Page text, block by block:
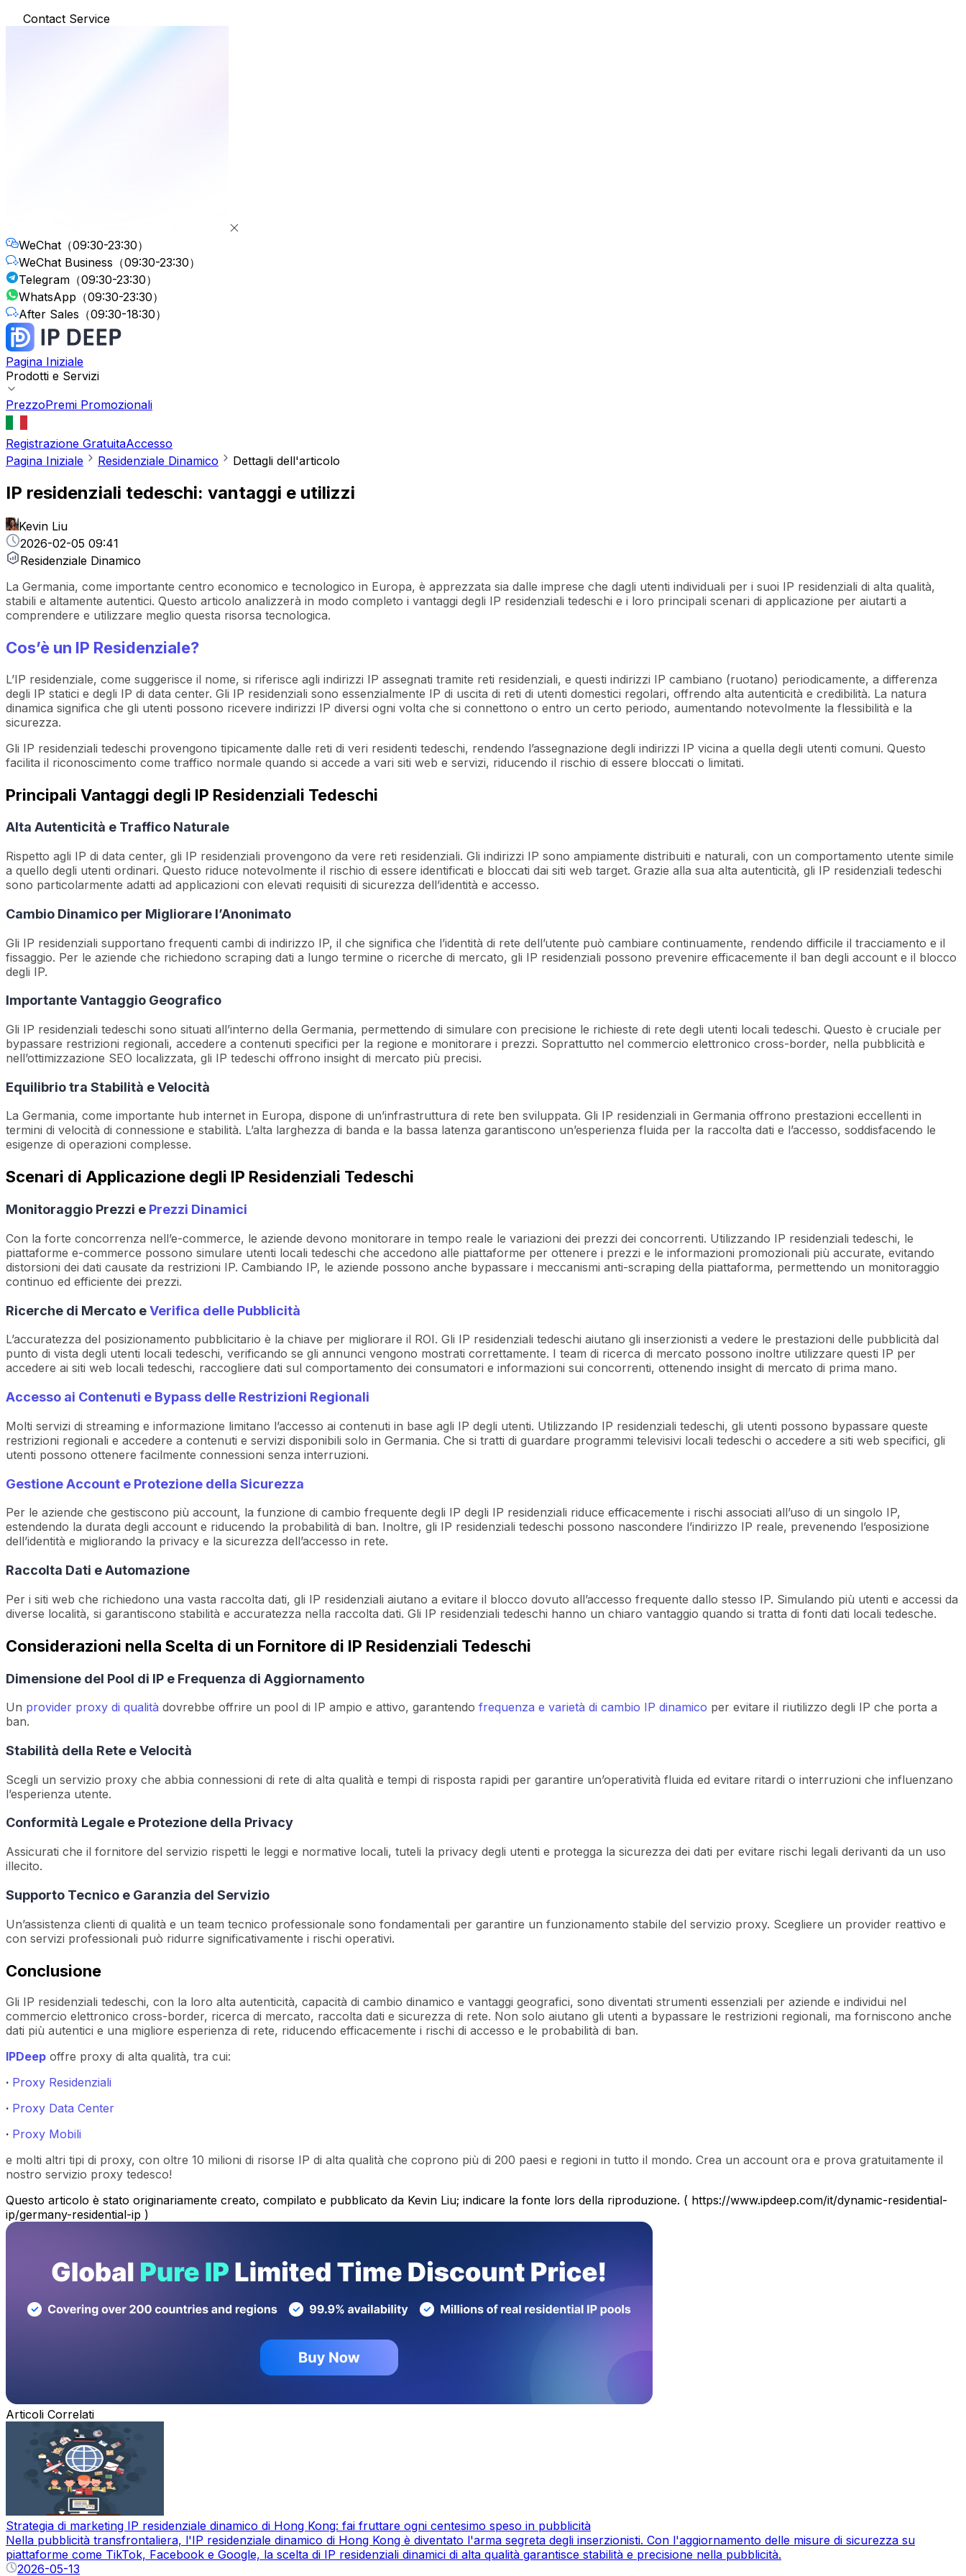
Contact Service
WeChat （09:30-23:30）
WeChat Business （09:30-23:30）
Telegram （09:30-23:30）
WhatsApp （09:30-23:30）
After Sales （09:30-18:30）
Pagina Iniziale
Prodotti e Servizi
PrezzoPremi Promozionali
Registrazione GratuitaAccesso
Pagina Iniziale
Residenziale Dinamico Dettagli dell'articolo
IP residenziali tedeschi: vantaggi e utilizzi
Kevin Liu
2026-02-05 09:41
Residenziale Dinamico
La Germania, come importante centro economico e tecnologico in Europa, è apprezzata sia dalle imprese che dagli utenti individuali per i suoi IP residenziali di alta qualità,
stabili e altamente autentici. Questo articolo analizzerà in modo completo i vantaggi degli IP residenziali tedeschi e i loro principali scenari di applicazione per aiutarti a
comprendere e utilizzare meglio questa risorsa tecnologica.
Cos’è un IP Residenziale?
L’IP residenziale, come suggerisce il nome, si riferisce agli indirizzi IP assegnati tramite reti residenziali, e questi indirizzi IP cambiano (ruotano) periodicamente, a differenza
degli IP statici e degli IP di data center. Gli IP residenziali sono essenzialmente IP di uscita di reti di utenti domestici regolari, offrendo alta autenticità e credibilità. La natura
dinamica significa che gli utenti possono ricevere indirizzi IP diversi ogni volta che si connettono o entro un certo periodo, aumentando notevolmente la flessibilità e la
sicurezza.
Gli IP residenziali tedeschi provengono tipicamente dalle reti di veri residenti tedeschi, rendendo l’assegnazione degli indirizzi IP vicina a quella degli utenti comuni. Questo
facilita il riconoscimento come traffico normale quando si accede a vari siti web e servizi, riducendo il rischio di essere bloccati o limitati.
Principali Vantaggi degli IP Residenziali Tedeschi
Alta Autenticità e Traffico Naturale
Rispetto agli IP di data center, gli IP residenziali provengono da vere reti residenziali. Gli indirizzi IP sono ampiamente distribuiti e naturali, con un comportamento utente simile
a quello degli utenti ordinari. Questo riduce notevolmente il rischio di essere identificati e bloccati dai siti web target. Grazie alla sua alta autenticità, gli IP residenziali tedeschi
sono particolarmente adatti ad applicazioni con elevati requisiti di sicurezza dell’identità e accesso.
Cambio Dinamico per Migliorare l’Anonimato
Gli IP residenziali supportano frequenti cambi di indirizzo IP, il che significa che l’identità di rete dell’utente può cambiare continuamente, rendendo difficile il tracciamento e il
fissaggio. Per le aziende che richiedono scraping dati a lungo termine o ricerche di mercato, gli IP residenziali possono prevenire efficacemente il ban degli account e il blocco
degli IP.
Importante Vantaggio Geografico
Gli IP residenziali tedeschi sono situati all’interno della Germania, permettendo di simulare con precisione le richieste di rete degli utenti locali tedeschi. Questo è cruciale per
bypassare restrizioni regionali, accedere a contenuti specifici per la regione e monitorare i prezzi. Soprattutto nel commercio elettronico cross-border, nella pubblicità e
nell’ottimizzazione SEO localizzata, gli IP tedeschi offrono insight di mercato più precisi.
Equilibrio tra Stabilità e Velocità
La Germania, come importante hub internet in Europa, dispone di un’infrastruttura di rete ben sviluppata. Gli IP residenziali in Germania offrono prestazioni eccellenti in
termini di velocità di connessione e stabilità. L’alta larghezza di banda e la bassa latenza garantiscono un’esperienza fluida per la raccolta dati e l’accesso, soddisfacendo le
esigenze di operazioni complesse.
Scenari di Applicazione degli IP Residenziali Tedeschi
Monitoraggio Prezzi e Prezzi Dinamici
Con la forte concorrenza nell’e-commerce, le aziende devono monitorare in tempo reale le variazioni dei prezzi dei concorrenti. Utilizzando IP residenziali tedeschi, le
piattaforme e-commerce possono simulare utenti locali tedeschi che accedono alle piattaforme per ottenere i prezzi e le informazioni promozionali più accurate, evitando
distorsioni dei dati causate da restrizioni IP. Cambiando IP, le aziende possono anche bypassare i meccanismi anti-scraping della piattaforma, permettendo un monitoraggio
continuo ed efficiente dei prezzi.
Ricerche di Mercato eVerifica delle Pubblicità
L’accuratezza del posizionamento pubblicitario è la chiave per migliorare il ROI. Gli IP residenziali tedeschi aiutano gli inserzionisti a vedere le prestazioni delle pubblicità dal
punto di vista degli utenti locali tedeschi, verificando se gli annunci vengono mostrati correttamente. I team di ricerca di mercato possono inoltre utilizzare questi IP per
accedere ai siti web locali tedeschi, raccogliere dati sul comportamento dei consumatori e informazioni sui concorrenti, ottenendo insight di mercato di prima mano.
Accesso ai Contenuti e Bypass delle Restrizioni Regionali
Molti servizi di streaming e informazione limitano l’accesso ai contenuti in base agli IP degli utenti. Utilizzando IP residenziali tedeschi, gli utenti possono bypassare queste
restrizioni regionali e accedere a contenuti e servizi disponibili solo in Germania. Che si tratti di guardare programmi televisivi locali tedeschi o accedere a siti web specifici, gli
utenti possono ottenere facilmente connessioni senza interruzioni.
Gestione Account e Protezione della Sicurezza
Per le aziende che gestiscono più account, la funzione di cambio frequente degli IP degli IP residenziali riduce efficacemente i rischi associati all’uso di un singolo IP,
estendendo la durata degli account e riducendo la probabilità di ban. Inoltre, gli IP residenziali tedeschi possono nascondere l’indirizzo IP reale, prevenendo l’esposizione
dell’identità e migliorando la privacy e la sicurezza dell’accesso in rete.
Raccolta Dati e Automazione
Per i siti web che richiedono una vasta raccolta dati, gli IP residenziali aiutano a evitare il blocco dovuto all’accesso frequente dallo stesso IP. Simulando più utenti e accessi da
diverse località, si garantiscono stabilità e accuratezza nella raccolta dati. Gli IP residenziali tedeschi hanno un chiaro vantaggio quando si tratta di fonti dati locali tedesche.
Considerazioni nella Scelta di un Fornitore di IP Residenziali Tedeschi
Dimensione del Pool di IP e Frequenza di Aggiornamento
Un provider proxy di qualità dovrebbe offrire un pool di IP ampio e attivo, garantendo frequenza e varietà di cambio IP dinamico per evitare il riutilizzo degli IP che porta a
ban.
Stabilità della Rete e Velocità
Scegli un servizio proxy che abbia connessioni di rete di alta qualità e tempi di risposta rapidi per garantire un’operatività fluida ed evitare ritardi o interruzioni che influenzano
l’esperienza utente.
Conformità Legale e Protezione della Privacy
Assicurati che il fornitore del servizio rispetti le leggi e normative locali, tuteli la privacy degli utenti e protegga la sicurezza dei dati per evitare rischi legali derivanti da un uso
illecito.
Supporto Tecnico e Garanzia del Servizio
Un’assistenza clienti di qualità e un team tecnico professionale sono fondamentali per garantire un funzionamento stabile del servizio proxy. Scegliere un provider reattivo e
con servizi professionali può ridurre significativamente i rischi operativi.
Conclusione
Gli IP residenziali tedeschi, con la loro alta autenticità, capacità di cambio dinamico e vantaggi geografici, sono diventati strumenti essenziali per aziende e individui nel
commercio elettronico cross-border, ricerca di mercato, raccolta dati e sicurezza di rete. Non solo aiutano gli utenti a bypassare le restrizioni regionali, ma forniscono anche
dati più autentici e una migliore esperienza di rete, riducendo efficacemente i rischi di accesso e le probabilità di ban.
IPDeep offre proxy di alta qualità, tra cui:
· Proxy Residenziali
· Proxy Data Center
· Proxy Mobili
e molti altri tipi di proxy, con oltre 10 milioni di risorse IP di alta qualità che coprono più di 200 paesi e regioni in tutto il mondo. Crea un account ora e prova gratuitamente il
nostro servizio proxy tedesco!
Questo articolo è stato originariamente creato, compilato e pubblicato da Kevin Liu; indicare la fonte lors della riproduzione. ( https://www.ipdeep.com/it/dynamic-residential-
ip/germany-residential-ip )
Articoli Correlati
Strategia di marketing IP residenziale dinamico di Hong Kong: fai fruttare ogni centesimo speso in pubblicità
Nella pubblicità transfrontaliera, l'IP residenziale dinamico di Hong Kong è diventato l'arma segreta degli inserzionisti. Con l'aggiornamento delle misure di sicurezza su
piattaforme come TikTok, Facebook e Google, la scelta di IP residenziali dinamici di alta qualità garantisce stabilità e precisione nella pubblicità.
2026-05-13